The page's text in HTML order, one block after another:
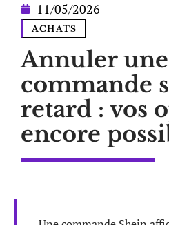
11/05/2026
ACHATS
Annuler une
commande
retard : vos
encore